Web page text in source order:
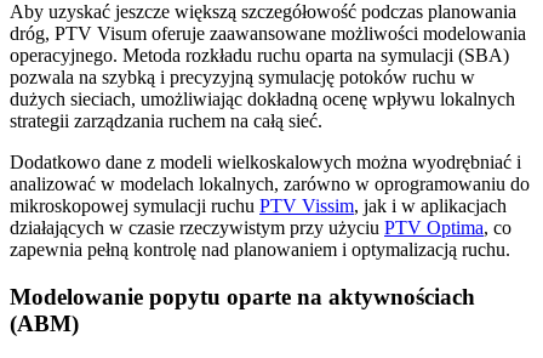
Aby uzyskać jeszcze większą szczegółowość podczas planowania
dróg, PTV Visum oferuje zaawansowane możliwości modelowania
operacyjnego. Metoda rozkładu ruchu oparta na symulacji (SBA)
pozwala na szybką i precyzyjną symulację potoków ruchu w
dużych sieciach, umożliwiając dokładną ocenę wpływu lokalnych
strategii zarządzania ruchem na całą sieć.
Dodatkowo dane z modeli wielkoskalowych można wyodrębniać i
analizować w modelach lokalnych, zarówno w oprogramowaniu do
mikroskopowej symulacji ruchu PTV Vissim, jak i w aplikacjach
działających w czasie rzeczywistym przy użyciu PTV Optima, co
zapewnia pełną kontrolę nad planowaniem i optymalizacją ruchu.
Modelowanie popytu oparte na aktywnościach
(ABM)